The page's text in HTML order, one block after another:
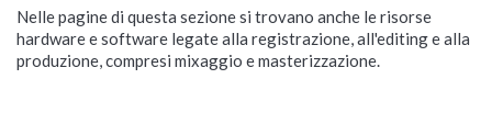
Nelle pagine di questa sezione si trovano anche le risorse
hardware e software legate alla registrazione, all'editing e alla
produzione, compresi mixaggio e masterizzazione.